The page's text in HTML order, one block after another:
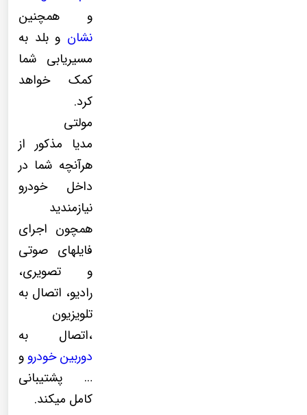
و همچنین
نشان و بلد به
مسیریابی شما
کمک خواهد
کرد.
مولتی
مدیا مذکور از
هرآنچه شما در
داخل خودرو
نیازمندید
همچون اجرای
فایلهای صوتی
و تصویری،
رادیو، اتصال به
تلویزیون
،اتصال به
دوربین خودرو و
… پشتیبانی
کامل میکند.